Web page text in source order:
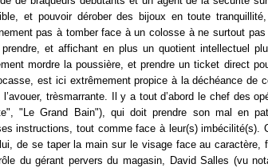
et pouvoir dérober des bijoux en toute
pas à tomber face à un colosse à ne surtout
et affichant en plus un quotient intellectuel
mordre la poussière, et prendre un ticket direct
est ici extrêmement propice à la déchéance de
trèsmarrante. Il y a tout d’abord le chef des
"Le Grand Bain"), qui doit prendre son mal en
instructions, tout comme face à leur(s) imbécilité(s).
de se taper la main sur le visage face au caractère,
du gérant pervers du magasin, David Salles (vu